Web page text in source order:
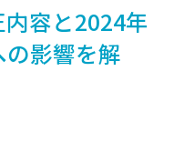
容と2024年
影響を解